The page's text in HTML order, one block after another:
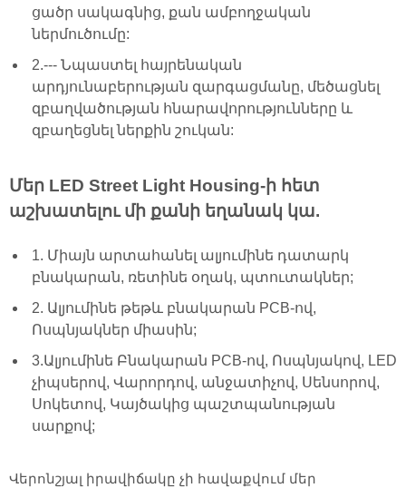
ցածր սակագնից, քան ամբողջական
ներմուծումը:
2.--- Նպաստել հայրենական
արդյունաբերության զարգացմանը, մեծացնել
զբաղվածության հնարավորությունները և
զբաղեցնել ներքին շուկան:
Մեր LED Street Light Housing-ի հետ
աշխատելու մի քանի եղանակ կա.
1. Միայն արտահանել ալյումինե դատարկ
բնակարան, ռետինե օղակ, պտուտակներ;
2. Ալյումինե թեթև բնակարան PCB-ով,
Ոսպնյակներ միասին;
3.Ալյումինե Բնակարան PCB-ով, Ոսպնյակով, LED
չիպսերով, Վարորդով, անջատիչով, Սենսորով,
Սոկետով, Կայծակից պաշտպանության
սարքով;
Վերոնշյալ իրավիճակը չի հավաքվում մեր